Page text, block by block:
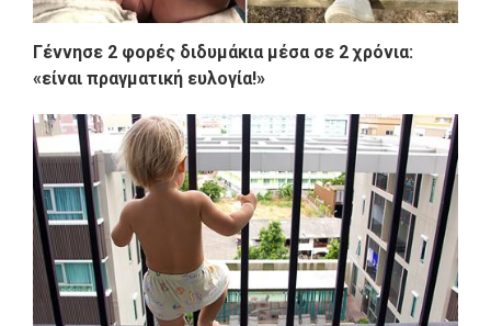
Γέννησε 2 φορές διδυμάκια μέσα σε 2 χρόνια:
«είναι πραγματική ευλογία!»